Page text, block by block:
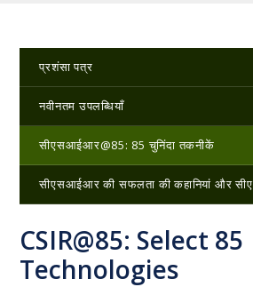
Main navigation
प्रशंसा पत्र
नवीनतम उपलब्धियाँ
सीएसआईआर@85: 85 चुनिंदा तकनीकें
सीएसआईआर की सफलता की कहानियां और
CSIR@85: Select 85
Technologies